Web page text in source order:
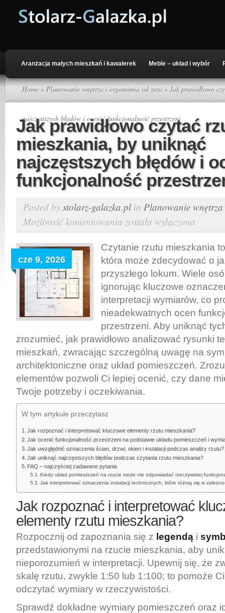
Aranżacja małych mieszkań i kawalerek Meble – układ i wybór
Home » Planowanie wnętrza i ergonomia od zera » Jak prawidłowo
najczęstszych błędów i ocenić funkcjonalność przestrzeni
Jak prawidłowo czytać
mieszkania, by uniknąć
najczęstszych błędów i
funkcjonalność
Posted by stolarz-galazka.plin Planowanie
Możliwość komentowania Jak
prawidłowo
czytać
mieszkania,
uniknąć
najczęstszych
błędów
i
ocenić
funkcjonalność
przestrzeni
została wyłączona
cze 9, 2026
Czytanie rzutu mieszkania
która może zdecydować o
przyszłego lokum. Wiele
ignorując kluczowe
interpretacji wymiarów, co
nieadekwatnych ocen
przestrzeni. Aby uniknąć
zrozumieć, jak prawidłowo analizować rysunki
mieszkań, zwracając szczególną uwagę na
architektoniczne oraz układ pomieszczeń.
elementów pozwoli Ci lepiej ocenić, czy dane
Twoje potrzeby i oczekiwania.
W tym artykule przeczytasz
Jak rozpoznać i interpretować kluczowe elementy rzutu mieszkania?
Jak ocenić funkcjonalność przestrzeni na podstawie układu pomieszczeń i
Jak uwzględnić oznaczenia ścian, drzwi, okien i instalacji podczas analizy rzutu?
Jak uniknąć najczęstszych błędów podczas czytania rzutu mieszkania?
FAQ – najczęściej zadawane pytania
Kiedy układ pomieszczeń na rzucie może nie odpowiadać rzeczywistej
Jak interpretować oznaczenia instalacji technicznych, które różnią się w
Jak rozpoznać i interpretować
elementy rzutu mieszkania?
Rozpocznij od zapoznania się z legendą i
przedstawionymi na rzucie mieszkania, aby
nieporozumień w interpretacji. Upewnij się, że
skalę rzutu, zwykle 1:50 lub 1:100; to pomoże Ci
odczytać wymiary w rzeczywistości.
Sprawdź dokładne wymiary pomieszczeń oraz